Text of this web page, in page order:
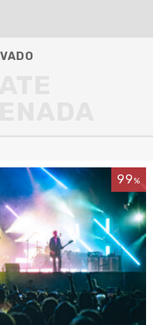
99%